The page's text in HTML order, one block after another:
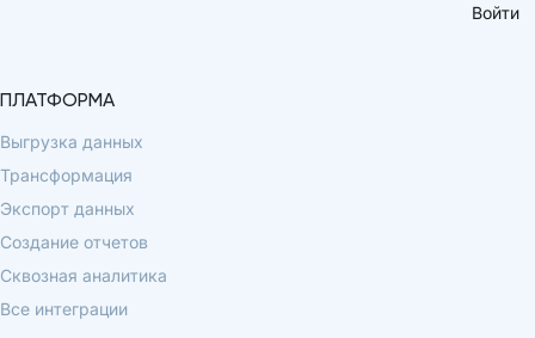
Войти
ПЛАТФОРМА
Выгрузка данных
Трансформация
Экспорт данных
Создание отчетов
Сквозная аналитика
Все интеграции